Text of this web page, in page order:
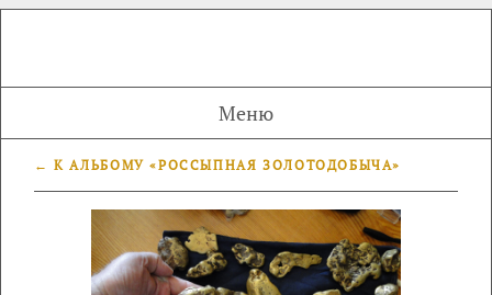
Меню
← К АЛЬБОМУ «РОССЫПНАЯ ЗОЛОТОДОБЫЧА»